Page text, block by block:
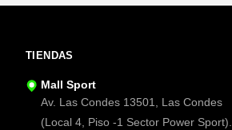
TIENDAS
Mall Sport
Av. Las Condes 13501, Las Condes
(Local 4, Piso -1 Sector Power Sport).